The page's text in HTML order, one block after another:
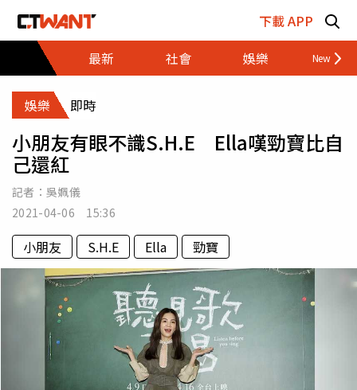
下載 APP
最新
社會 娛樂 財經
娛樂 即時
小朋友有眼不識S.H.E Ella嘆勁寶比自
己還紅
記者： 吳姵儀
2021-04-06 15:36
小朋友 S.H.E Ella 勁寶